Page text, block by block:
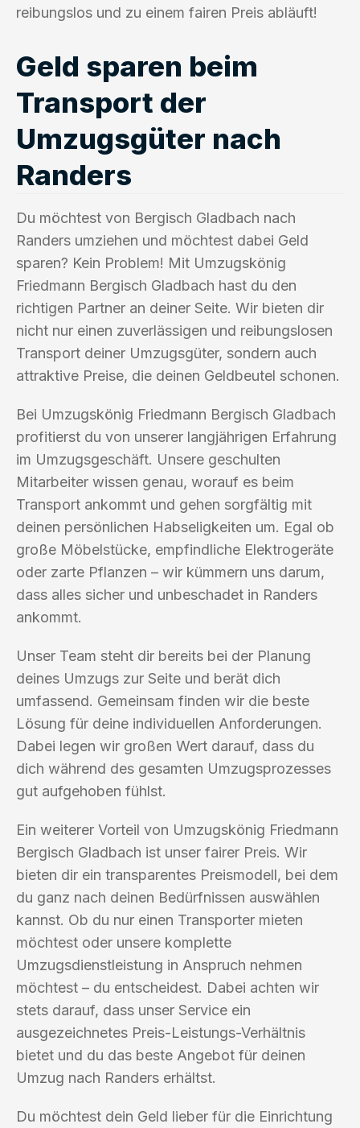
reibungslos und zu einem fairen Preis abläuft!
Geld sparen beim
Transport der
Umzugsgüter nach
Randers
Du möchtest von Bergisch Gladbach nach
Randers umziehen und möchtest dabei Geld
sparen? Kein Problem! Mit Umzugskönig
Friedmann Bergisch Gladbach hast du den
richtigen Partner an deiner Seite. Wir bieten dir
nicht nur einen zuverlässigen und reibungslosen
Transport deiner Umzugsgüter, sondern auch
attraktive Preise, die deinen Geldbeutel schonen.
Bei Umzugskönig Friedmann Bergisch Gladbach
profitierst du von unserer langjährigen Erfahrung
im Umzugsgeschäft. Unsere geschulten
Mitarbeiter wissen genau, worauf es beim
Transport ankommt und gehen sorgfältig mit
deinen persönlichen Habseligkeiten um. Egal ob
große Möbelstücke, empfindliche Elektrogeräte
oder zarte Pflanzen – wir kümmern uns darum,
dass alles sicher und unbeschadet in Randers
ankommt.
Unser Team steht dir bereits bei der Planung
deines Umzugs zur Seite und berät dich
umfassend. Gemeinsam finden wir die beste
Lösung für deine individuellen Anforderungen.
Dabei legen wir großen Wert darauf, dass du
dich während des gesamten Umzugsprozesses
gut aufgehoben fühlst.
Ein weiterer Vorteil von Umzugskönig Friedmann
Bergisch Gladbach ist unser fairer Preis. Wir
bieten dir ein transparentes Preismodell, bei dem
du ganz nach deinen Bedürfnissen auswählen
kannst. Ob du nur einen Transporter mieten
möchtest oder unsere komplette
Umzugsdienstleistung in Anspruch nehmen
möchtest – du entscheidest. Dabei achten wir
stets darauf, dass unser Service ein
ausgezeichnetes Preis-Leistungs-Verhältnis
bietet und du das beste Angebot für deinen
Umzug nach Randers erhältst.
Du möchtest dein Geld lieber für die Einrichtung